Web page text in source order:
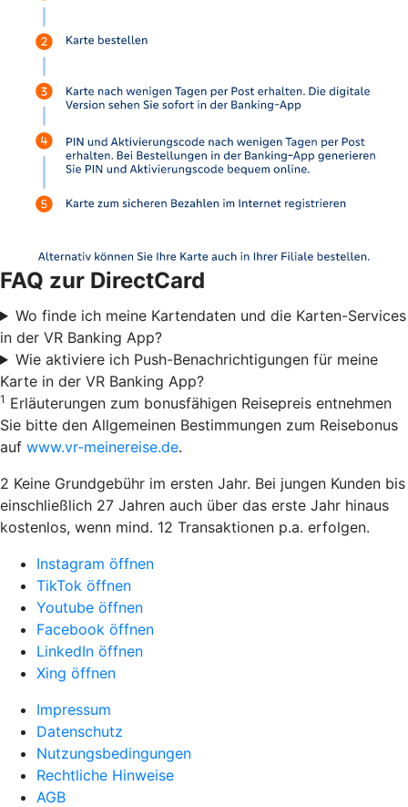
FAQ zur DirectCard
Wo finde ich meine Kartendaten und die Karten-Services
in der VR Banking App?
Wie aktiviere ich Push-Benachrichtigungen für meine
Karte in der VR Banking App?
1 Erläuterungen zum bonusfähigen Reisepreis entnehmen
Sie bitte den Allgemeinen Bestimmungen zum Reisebonus
auf www.vr-meinereise.de.
2 Keine Grundgebühr im ersten Jahr. Bei jungen Kunden bis
einschließlich 27 Jahren auch über das erste Jahr hinaus
kostenlos, wenn mind. 12 Transaktionen p.a. erfolgen.
Instagram öffnen
TikTok öffnen
Youtube öffnen
Facebook öffnen
LinkedIn öffnen
Xing öffnen
Impressum
Datenschutz
Nutzungsbedingungen
Rechtliche Hinweise
AGB